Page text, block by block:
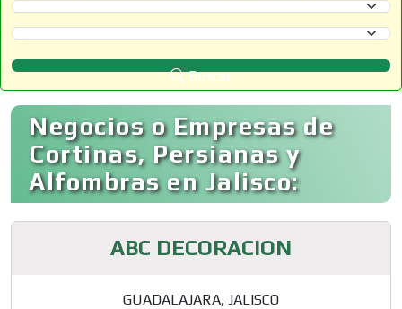
Selecciona un Estado
Selecciona un Municipio
Buscar
Negocios o Empresas de
Cortinas, Persianas y
Alfombras en Jalisco:
ABC DECORACION
GUADALAJARA, JALISCO